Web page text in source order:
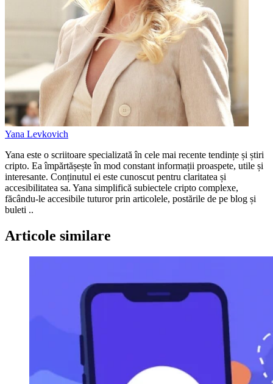
Yana Levkovich
Yana este o scriitoare specializată în cele mai recente tendințe și știri
cripto. Ea împărtășește în mod constant informații proaspete, utile și
interesante. Conținutul ei este cunoscut pentru claritatea și
accesibilitatea sa. Yana simplifică subiectele cripto complexe,
făcându-le accesibile tuturor prin articolele, postările de pe blog și
buleti ..
Articole similare